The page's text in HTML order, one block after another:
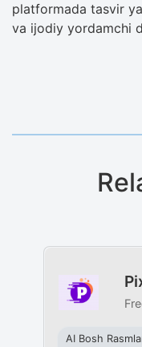
platformada tasvir
va ijodiy yordamchi
AI Bosh